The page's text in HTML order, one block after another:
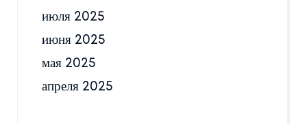
июля 2025
июня 2025
мая 2025
апреля 2025